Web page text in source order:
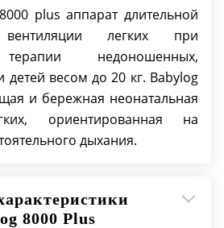
IMV/IPPV, SIMV, SIPPV,
высокочастотный режим
IMV+HFV), опционально
объемом
PSV+VG), опционально
спонтанного
plus аппарат длительной
вентиляции легких при
недоношенных,
весом до 20 кг. Babylog
и бережная неонатальная
ориентированная на
дыхания.
8000 Plus